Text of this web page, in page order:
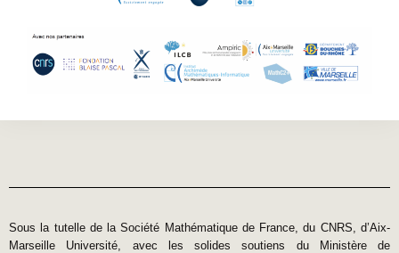
Sous la tutelle de la Société Mathématique de France, du CNRS, d’Aix-
Marseille Université, avec les solides soutiens du Ministère de